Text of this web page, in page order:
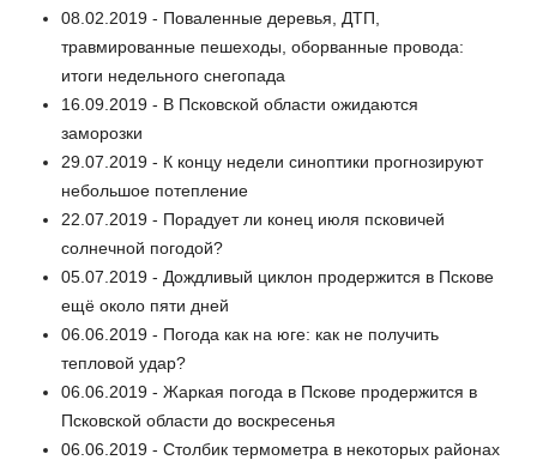
08.02.2019 - Поваленные деревья, ДТП,
травмированные пешеходы, оборванные провода:
итоги недельного снегопада
16.09.2019 - В Псковской области ожидаются
заморозки
29.07.2019 - К концу недели синоптики прогнозируют
небольшое потепление
22.07.2019 - Порадует ли конец июля псковичей
солнечной погодой?
05.07.2019 - Дождливый циклон продержится в Пскове
ещё около пяти дней
06.06.2019 - Погода как на юге: как не получить
тепловой удар?
06.06.2019 - Жаркая погода в Пскове продержится в
Псковской области до воскресенья
06.06.2019 - Столбик термометра в некоторых районах